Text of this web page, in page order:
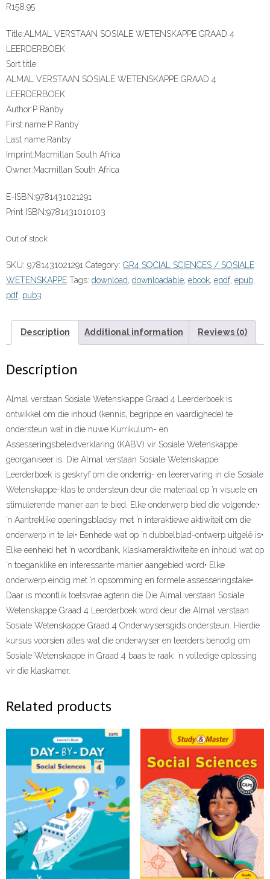
R158.95
Title:ALMAL VERSTAAN SOSIALE WETENSKAPPE GRAAD 4
LEERDERBOEK
Sort title:
ALMAL VERSTAAN SOSIALE WETENSKAPPE GRAAD 4
LEERDERBOEK
Author:P Ranby
First name:P Ranby
Last name:Ranby
Imprint:Macmillan South Africa
Owner:Macmillan South Africa
E-ISBN:9781431021291
Print ISBN:9781431010103
Out of stock
SKU: 9781431021291 Category: GR4 SOCIAL SCIENCES / SOSIALE
WETENSKAPPE Tags: download downloadable ebook epdf, epub
pdf, pub3
Description Additional information Reviews (0)
Description
Almal verstaan Sosiale Wetenskappe Graad 4 Leerderboek is
ontwikkel om die inhoud (kennis, begrippe en vaardighede) te
ondersteun wat in die nuwe Kurrikulum- en
Assesseringsbeleidverklaring (KABV) vir Sosiale Wetenskappe
georganiseer is. Die Almal verstaan Sosiale Wetenskappe
Leerderboek is geskryf om die onderrig- en leerervaring in die Sosiale
Wetenskappe-klas te ondersteun deur die materiaal op ’n visuele en
stimulerende manier aan te bied. Elke onderwerp bied die volgende:•
’n Aantreklike openingsbladsy met ’n interaktiewe aktiwiteit om die
onderwerp in te lei• Eenhede wat op ’n dubbelblad-ontwerp uitgelê is•
Elke eenheid het ’n woordbank, klaskameraktiwiteite en inhoud wat op
’n toeganklike en interessante manier aangebied word• Elke
onderwerp eindig met ’n opsomming en formele assesseringstake•
Daar is moontlik toetsvrae agterin die Die Almal verstaan Sosiale
Wetenskappe Graad 4 Leerderboek word deur die Almal verstaan
Sosiale Wetenskappe Graad 4 Onderwysersgids ondersteun. Hierdie
kursus voorsien alles wat die onderwyser en leerders benodig om
Sosiale Wetenskappe in Graad 4 baas te raak: ’n volledige oplossing
vir die klaskamer.
Related products